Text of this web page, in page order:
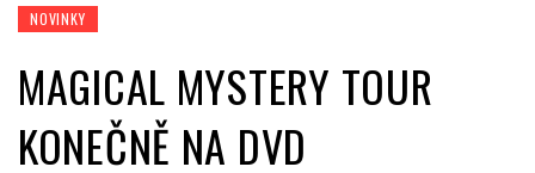
NOVINKY
MAGICAL MYSTERY TOUR
KONEČNĚ NA DVD